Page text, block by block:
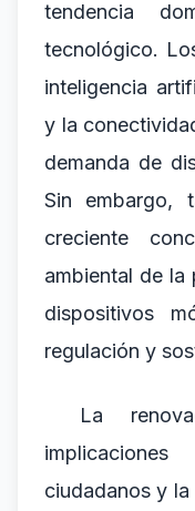
tendencia
tecnológico.
inteligencia
y la
demanda de
Sin embargo,
creciente
ambiental de
dispositivos
regulación y
La
ciudadanos y